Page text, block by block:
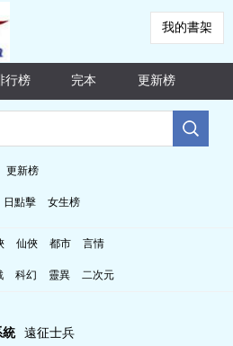
我的書架
行榜 完本 更新榜
更新榜
日點擊 女生榜
仙俠 都市 言情
科幻 靈異 二次元
統 遠征士兵